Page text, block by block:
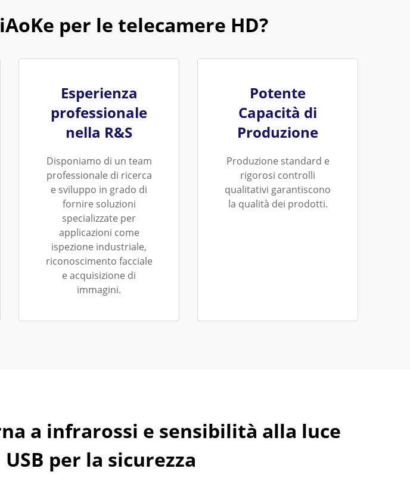
per le telecamere HD?
Esperienza
professionale
nella R&S
Disponiamo di un team
professionale di ricerca
e sviluppo in grado di
fornire soluzioni
specializzate per
applicazioni come
ispezione industriale,
riconoscimento facciale
e acquisizione di
immagini.
Potente
Capacità di
Produzione
Produzione standard e
rigorosi controlli
qualitativi garantiscono
la qualità dei prodotti.
a infrarossi e sensibilità alla luce
per la sicurezza